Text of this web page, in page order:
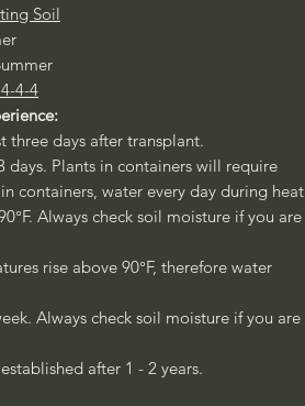
Soil
4-4
three days after transplant.
days. Plants in containers will require
containers, water every day during heat
Always check soil moisture if you are
rise above 90°F, therefore water
Always check soil moisture if you are
after 1 - 2 years.